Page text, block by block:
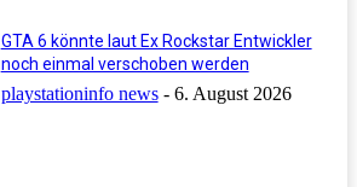
GTA 6 könnte laut Ex Rockstar Entwickler
noch einmal verschoben werden
playstationinfo news - 6. August 2026